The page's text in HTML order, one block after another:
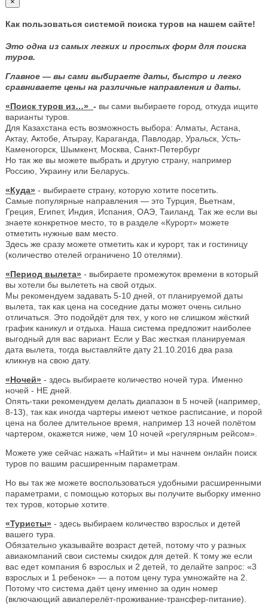
Как пользоваться системой поиска туров на нашем сайте!
Это одна из самых легких и простых форм для поиска
туров.
Главное — вы сами выбираете даты, быстро и легко
сравниваете цены на различные направления и даты.
«Поиск туров из…» - вы сами выбираете город, откуда ищите
варианты туров.
Для Казахстана есть возможность выбора: Алматы, Астана,
Актау, Актобе, Атырау, Караганда, Павлодар, Уральск, Усть-
Каменогорск, Шымкент, Москва, Санкт-Петербург
Но так же вы можете выбрать и другую страну, например
Россию, Украину или Беларусь.
«Куда» - выбираете страну, которую хотите посетить.
Самые популярные направления — это Турция, Вьетнам,
Греция, Египет, Индия, Испания, ОАЭ, Таиланд. Так же если вы
знаете конкретное место, то в разделе «Курорт» можете
отметить нужные вам место.
Здесь же сразу можете отметить как и курорт, так и гостиницу
(количество отелей ограничено 10 отелями).
«Период вылета» - выбираете промежуток времени в который
вы хотели бы вылететь на свой отдых.
Мы рекомендуем задавать 5-10 дней, от планируемой даты
вылета, так как цена на соседние даты может очень сильно
отличаться. Это подойдёт для тех, у кого не слишком жёсткий
график каникул и отдыха. Наша система предложит наиболее
выгодный для вас вариант. Если у Вас жесткая планируемая
дата вылета, тогда выставляйте дату 21.10.2016 два раза
кликнув на свою дату.
«Ночей» - здесь выбираете количество ночей тура. Именно
ночей - НЕ дней.
Опять-таки рекомендуем делать диапазон в 5 ночей (например,
8-13), так как иногда чартеры имеют четкое расписание, и порой
цена на более длительное время, например 13 ночей полётом
чартером, окажется ниже, чем 10 ночей «регулярным рейсом».
Можете уже сейчас нажать «Найти» и мы начнем онлайн поиск
туров по вашим расширенным параметрам.
Но вы так же можете воспользоваться удобными расширенными
параметрами, с помощью которых вы получите выборку именно
тех туров, которые хотите.
«Туристы» - здесь выбираем количество взрослых и детей
вашего тура.
Обязательно указывайте возраст детей, потому что у разных
авиакомпаний свои системы скидок для детей. К тому же если
вас едет компания 6 взрослых и 2 детей, то делайте запрос: «3
взрослых и 1 ребенок» — а потом цену тура умножайте на 2.
Потому что система даёт цену именно за один номер
(включающий авиаперелёт-проживание-трансфер-питание).